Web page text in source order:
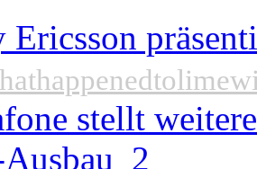
Ericsson
stellt
2